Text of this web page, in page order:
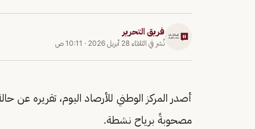
فريق التحرير
نُشر في الثلاثاء 28 أبريل 2026 · 10:11 ص
أصدر المركز الوطني للأرصاد اليوم، تقريره عن
مصحوبةً برياح نشطة.